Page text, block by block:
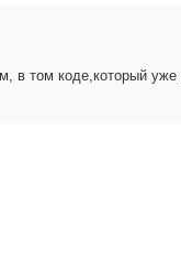
в том коде,который уже